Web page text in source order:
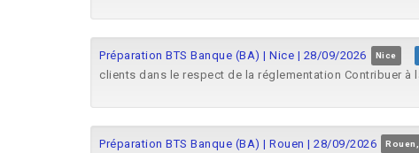
Préparation BTS Banque (BA) | Nice | 28/09/2026 Nice
clients dans le respect de la réglementation Contribuer
Préparation BTS Banque (BA) | Rouen | 28/09/2026